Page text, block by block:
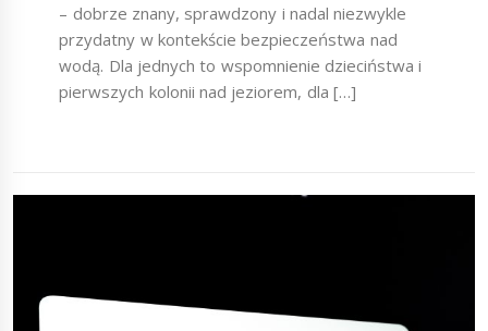
– dobrze znany, sprawdzony i nadal niezwykle
przydatny w kontekście bezpieczeństwa nad
wodą. Dla jednych to wspomnienie dzieciństwa i
pierwszych kolonii nad jeziorem, dla […]